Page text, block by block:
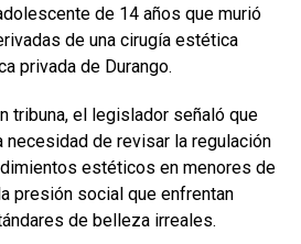
de 14 años que murió
de una cirugía estética
privada de Durango.
tribuna, el legislador señaló que
de revisar la regulación
estéticos en menores de
presión social que enfrentan
de belleza irreales.